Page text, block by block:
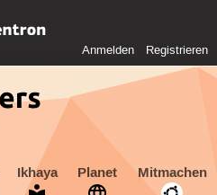
Anmelden Registrieren
Ikhaya Planet Mitmachen